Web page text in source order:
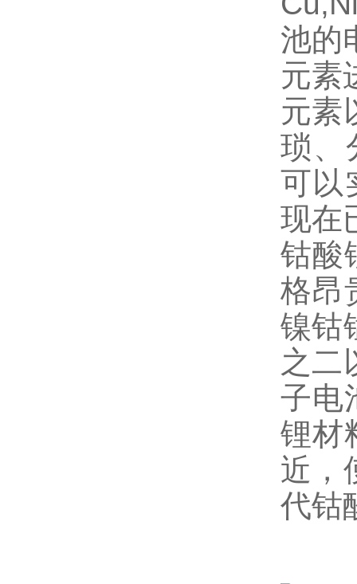
池的
元素
元素
琐、
可以
现在
钴酸
格昂
镍钴
之二
子电
锂材
近，
代钴